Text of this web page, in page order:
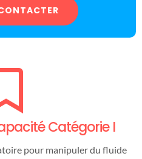
Catégorie I
pour manipuler du fluide